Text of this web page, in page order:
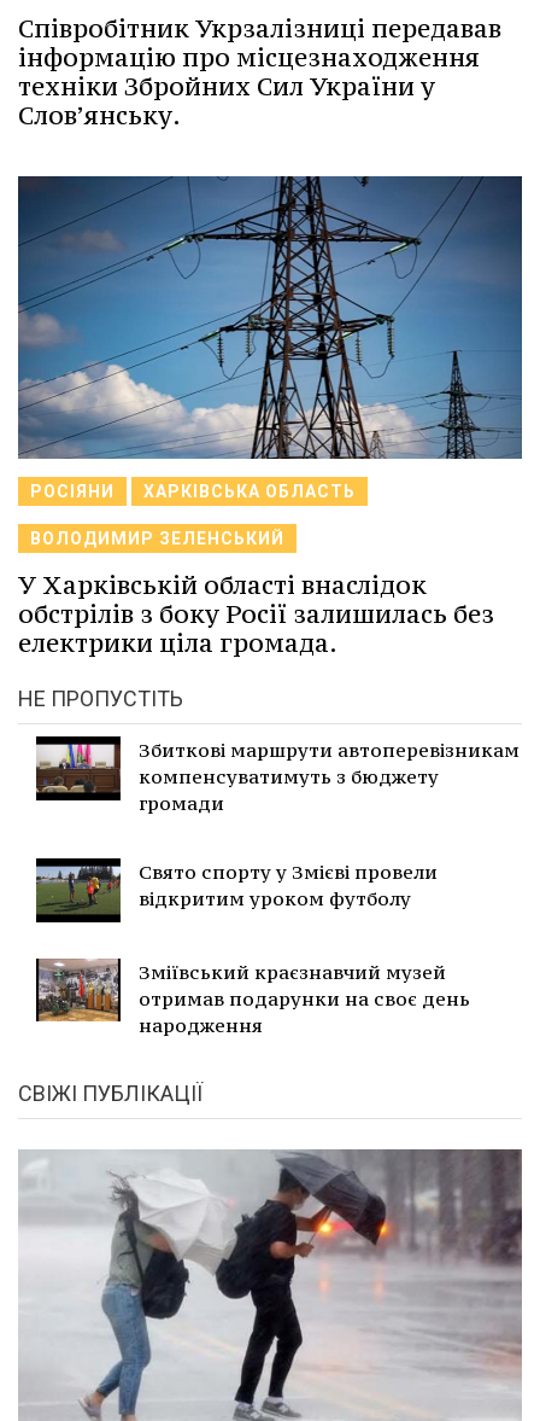
Співробітник Укрзалізниці передавав
інформацію про місцезнаходження
техніки Збройних Сил України у
Словʼянську.
РОСІЯНИ ХАРКІВСЬКА ОБЛАСТЬ
ВОЛОДИМИР ЗЕЛЕНСЬКИЙ
У Харківській області внаслідок
обстрілів з боку Росії залишилась без
електрики ціла громада.
НЕ ПРОПУСТІТЬ
Збиткові маршрути автоперевізникам
компенсуватимуть з бюджету
громади
Свято спорту у Змієві провели
відкритим уроком футболу
Зміївський краєзнавчий музей
отримав подарунки на своє день
народження
СВІЖІ ПУБЛІКАЦІЇ